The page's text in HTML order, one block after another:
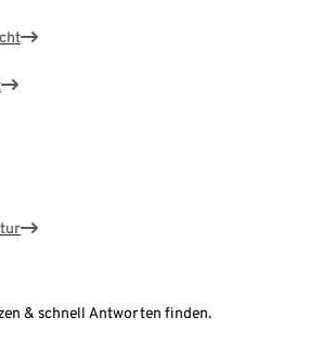
& schnell Antworten finden.